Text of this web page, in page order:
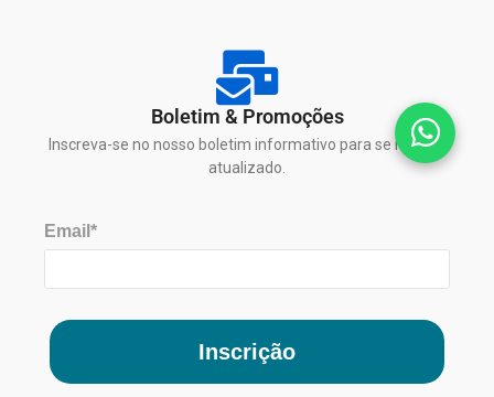
Boletim & Promoções
Inscreva-se no nosso boletim informativo para se manter
atualizado.
Email*
Inscrição